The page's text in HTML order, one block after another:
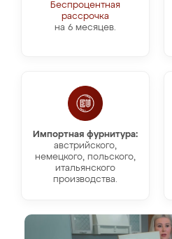
Беспроцентная
рассрочка
на 6 месяцев.
Импортная фурнитура:
австрийского,
немецкого, польского,
итальянского
производства.